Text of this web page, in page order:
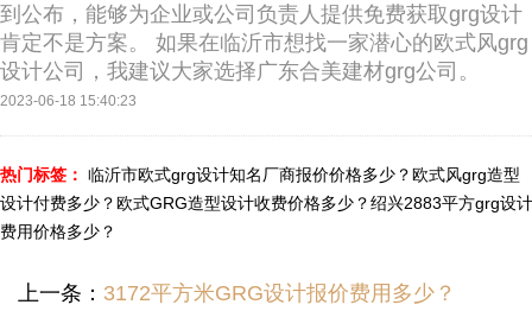
到公布，能够为企业或公司负责人提供免费获取grg设计
肯定不是方案。 如果在临沂市想找一家潜心的欧式风grg
设计公司，我建议大家选择广东合美建材grg公司。
2023-06-18 15:40:23
热门标签： 临沂市欧式grg设计知名厂商报价价格多少？欧式风grg造型
设计付费多少？欧式GRG造型设计收费价格多少？绍兴2883平方grg设计
费用价格多少？
上一条： 3172平方米GRG设计报价费用多少？